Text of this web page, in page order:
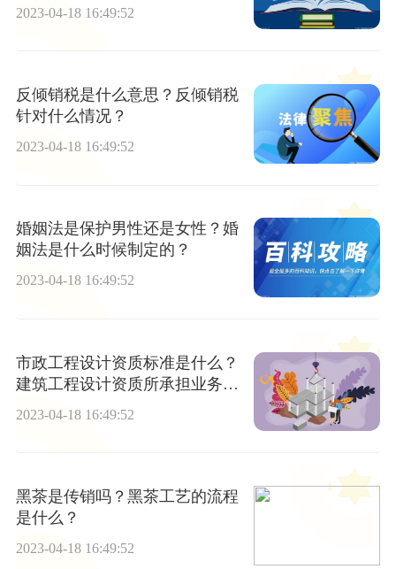
2023-04-18 16:49:52
反倾销税是什么意思？反倾销税
针对什么情况？
2023-04-18 16:49:52
婚姻法是保护男性还是女性？婚
姻法是什么时候制定的？
2023-04-18 16:49:52
市政工程设计资质标准是什么？
建筑工程设计资质所承担业务范
2023-04-18 16:49:52
黑茶是传销吗？黑茶工艺的流程
是什么？
2023-04-18 16:49:52